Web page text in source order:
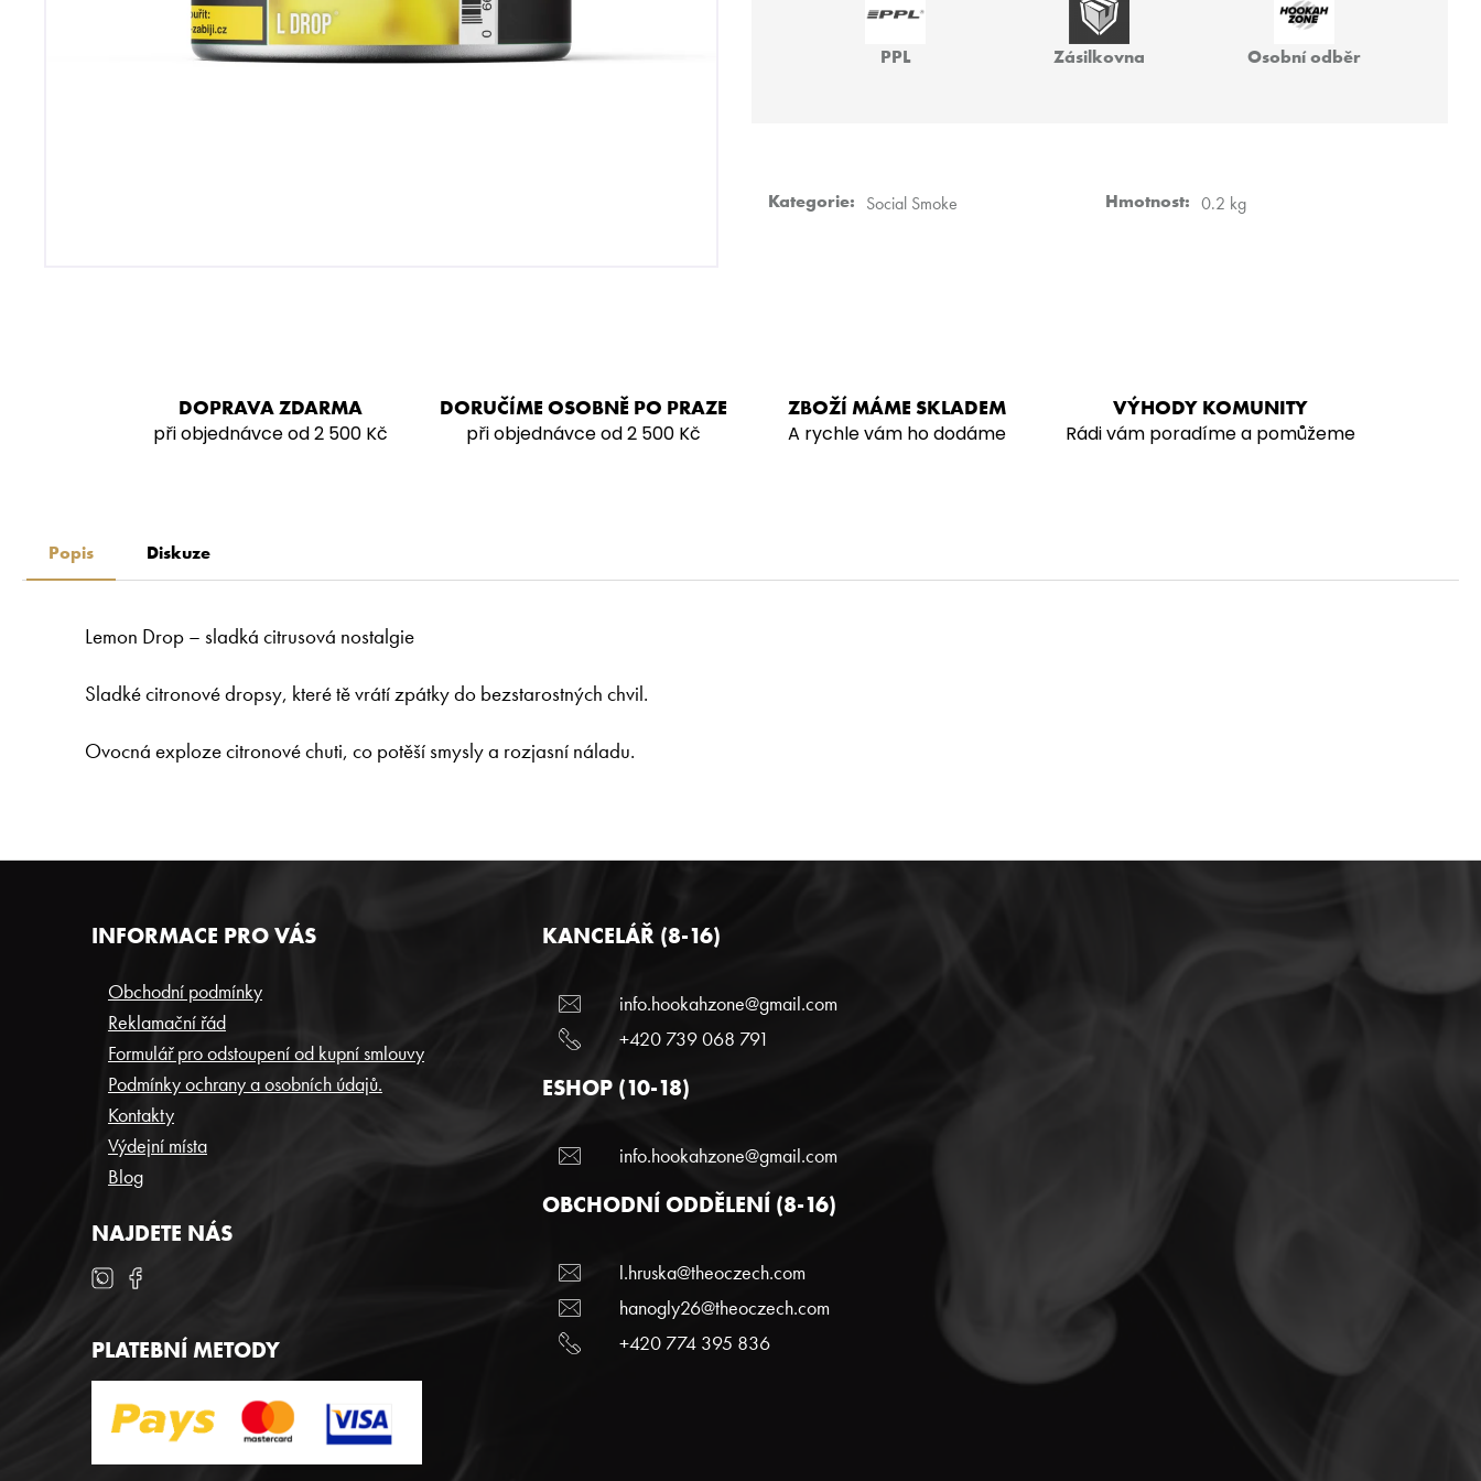
PPL Zásilkovna Osobní odběr
Kategorie: Social Smoke Hmotnost: 0.2 kg
DOPRAVA ZDARMA
při objednávce od 2 500 Kč
DORUČÍME OSOBNĚ PO PRAZE
při objednávce od 2 500 Kč
ZBOŽÍ MÁME SKLADEM
A rychle vám ho dodáme
VÝHODY KOMUNITY
Rádi vám poradíme a pomůžeme
Popis Diskuze
Lemon Drop – sladká citrusová nostalgie
Sladké citronové dropsy, které tě vrátí zpátky do bezstarostných chvil.
Ovocná exploze citronové chuti, co potěší smysly a rozjasní náladu.
SARMA 360 STRONG – LYCH SOD
LAVNDR 200G
SARMA – NDLS TRI 200G
879 Kč
INFORMACE PRO VÁS
Obchodní podmínky
Reklamační řád
Formulář pro odstoupení od kupní smlouvy
Podmínky ochrany a osobních údajů.
Kontakty
Výdejní místa
Blog
NAJDETE NÁS
PLATEBNÍ METODY
KANCELÁŘ (8-16)
info.hookahzone@gmail.com
+420 739 068 791
ESHOP (10-18)
info.hookahzone@gmail.com
OBCHODNÍ ODDĚLENÍ (8-16)
l.hruska@theoczech.com
hanogly26@theoczech.com
+420 774 395 836